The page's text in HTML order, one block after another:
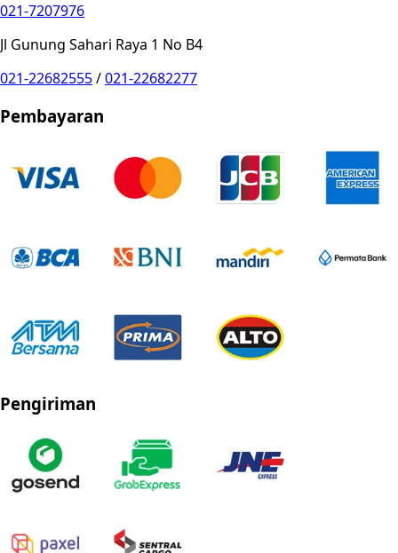
021-7207976
Jl Gunung Sahari Raya 1 No B4
021-22682555/021-22682277
Pembayaran
Pengiriman